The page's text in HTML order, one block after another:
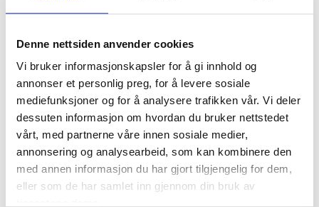
Denne nettsiden anvender cookies
Vi bruker informasjonskapsler for å gi innhold og
annonser et personlig preg, for å levere sosiale
mediefunksjoner og for å analysere trafikken vår. Vi deler
dessuten informasjon om hvordan du bruker nettstedet
vårt, med partnerne våre innen sosiale medier,
annonsering og analysearbeid, som kan kombinere den
med annen informasjon du har gjort tilgjengelig for dem,
eller som de har samlet inn gjennom din bruk av
Tidligere forbundsleder
hedret av AUF med eget
Utøya-rom